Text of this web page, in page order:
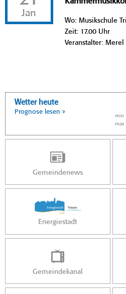
Jan
Wo: Musikschule
Zeit: 17.00 Uhr
Veranstalter: Merel
Wetter heute
Prognose lesen »
min
max
Gemeindenews
Energiestadt
Gemeindekanal